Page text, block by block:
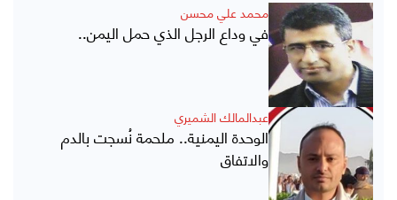
محمد علي محسن
في وداع الرجل الذي حمل اليمن..
عبدالمالك الشميري
الوحدة اليمنية.. ملحمة نُسجت بالدم
والاتفاق